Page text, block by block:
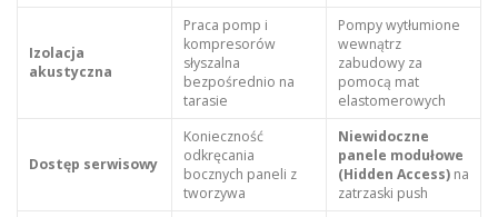
Izolacja
akustyczna
Praca pomp i
kompresorów
słyszalna
bezpośrednio na
tarasie
Pompy wytłumione
wewnątrz
zabudowy za
pomocą mat
elastomerowych
Dostęp serwisowy
Konieczność
odkręcania
bocznych paneli z
tworzywa
Niewidoczne
panele modułowe
(Hidden Access)na
zatrzaski push